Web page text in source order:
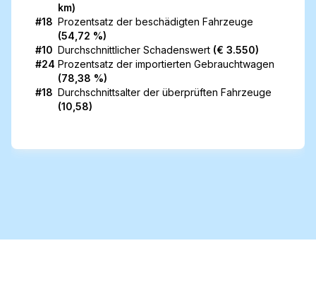
km)
#18 Prozentsatz der beschädigten Fahrzeuge
(54,72 %)
#10 Durchschnittlicher Schadenswert (€ 3.550)
#24 Prozentsatz der importierten Gebrauchtwagen
(78,38 %)
#18 Durchschnittsalter der überprüften Fahrzeuge
(10,58)